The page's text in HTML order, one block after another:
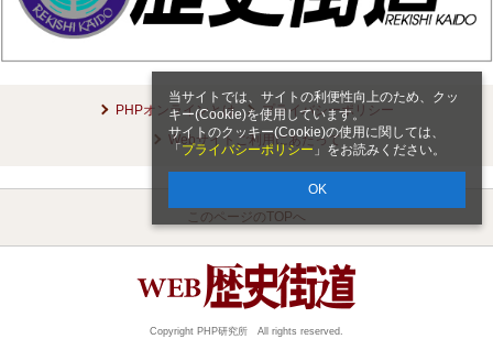
当サイトでは、サイトの利便性向上のため、クッ
キー(Cookie)を使用しています。
サイトのクッキー(Cookie)の使用に関しては、
「 プライバシーポリシー 」をお読みください。
OK
PHPオンラインとは
プライバシーポリシー
Webサイトご利用にあたって
このページのTOPへ
Copyright PHP研究所 All rights reserved.